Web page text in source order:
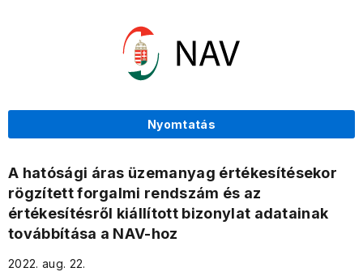
Nyomtatás
A hatósági áras üzemanyag értékesítésekor
rögzített forgalmi rendszám és az
értékesítésről kiállított bizonylat adatainak
továbbítása a NAV-hoz
2022. aug. 22.